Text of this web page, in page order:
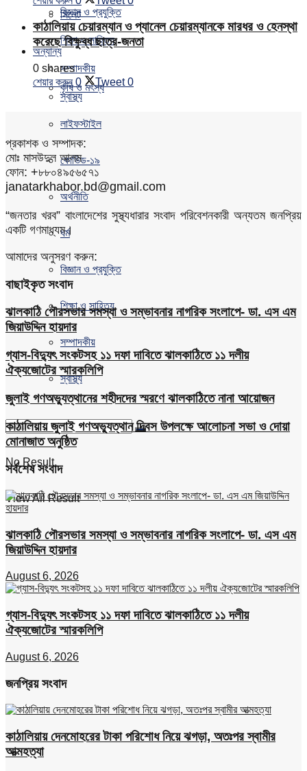
বিজ্ঞান ও প্রযুক্তি
শিক্ষা ও সাহিত্য
সম্পাদকীয়
স্বাস্থ্য
সিলেট
অন্যান্য
কৃষি ও মৎস্য
লাইফস্টাইল
কোভিড-১৯
অর্থনীতি
ধর্ম
বিজ্ঞান ও প্রযুক্তি
শিক্ষা ও সাহিত্য
সম্পাদকীয়
স্বাস্থ্য
No Result
View All Result
কাঠালিয়ায় চেয়ারম্যান ও প্যানেল চেয়ারম্যানকে মারধর ও হেনস্থা
করেছে বিক্ষুব্ধ ছাত্র-জনতা
0 shares
শেয়ার করুন 0 Tweet 0
প্রকাশক ও সম্পাদক:
মোঃ মাসউদুল আলম
ফোন: +৮৮০৪৯৫৬৫৭১
janatarkhabor.bd@gmail.com
“জনতার খরব” বাংলাদেশের সুস্থ্যধারার সংবাদ পরিবেশনকারী অন্যতম জনপ্রিয়
একটি গণমাধ্যম।
আমাদের অনুসরণ করুন:
বাছাইকৃত সংবাদ
ঝালকাঠি পৌরসভার সমস্যা ও সম্ভাবনার নাগরিক সংলাপে- ডা. এস এম
জিয়াউদ্দিন হায়দার
গ্যাস-বিদ্যুৎ সংকটসহ ১১ দফা দাবিতে ঝালকাঠিতে ১১ দলীয়
ঐক্যজোটের স্মারকলিপি
জুলাই গণঅভ্যুত্থানের শহীদদের স্মরণে ঝালকাঠিতে নানা আয়োজন
কাঠালিয়ায় জুলাই গণঅভ্যুত্থান দিবস উপলক্ষে আলোচনা সভা ও দোয়া
মোনাজাত অনুষ্ঠিত
সর্বশেষ সংবাদ
ঝালকাঠি পৌরসভার সমস্যা ও সম্ভাবনার নাগরিক সংলাপে- ডা. এস এম
জিয়াউদ্দিন হায়দার
August 6, 2026
গ্যাস-বিদ্যুৎ সংকটসহ ১১ দফা দাবিতে ঝালকাঠিতে ১১ দলীয়
ঐক্যজোটের স্মারকলিপি
August 6, 2026
জনপ্রিয় সংবাদ
কাঠালিয়ায় দেনমোহরের টাকা পরিশোধ নিয়ে ঝগড়া, অতঃপর স্বামীর
আত্মহত্যা